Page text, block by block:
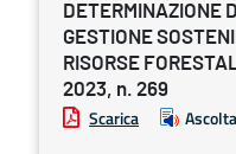
DETERMINAZIONE
GESTIONE
RISORSE
2023, n. 269
Scarica Ascolta